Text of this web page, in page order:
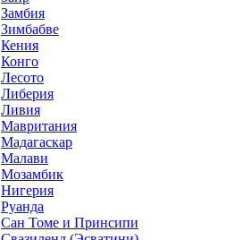
Замбия
Зимбабве
Кения
Конго
Лесото
Либерия
Ливия
Мавритания
Мадагаскар
Малави
Мозамбик
Нигерия
Руанда
Сан Томе и Принсипи